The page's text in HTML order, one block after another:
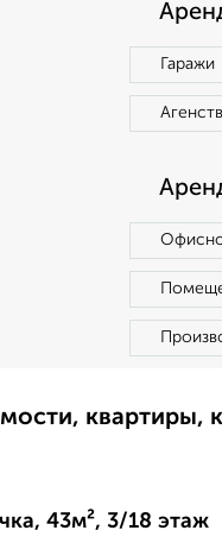
Гаражи
43м², 3/18 этаж